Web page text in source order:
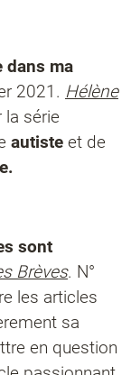
dans ma
2021. Hélène
la série
autiste et de
sont
Brèves. N°
les articles
sa
en question